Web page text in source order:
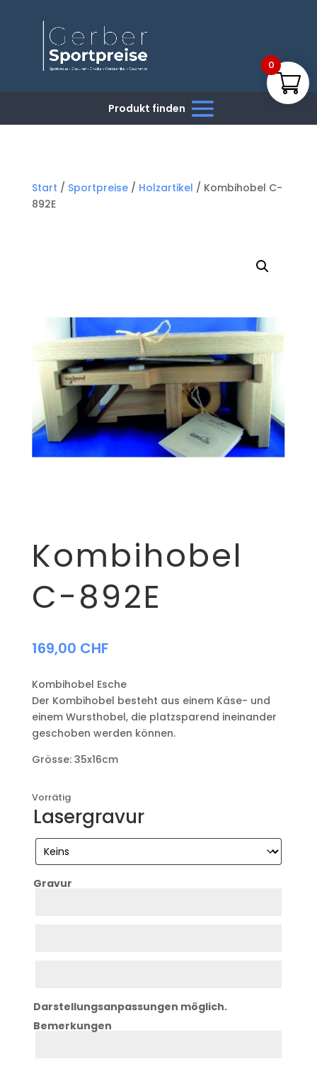
Start / Sportpreise/ Holzartikel / Kombihobel C-
892E
Kombihobel
C-892E
169,00 CHF
Kombihobel Esche
Der Kombihobel besteht aus einem Käse- und
einem Wursthobel, die platzsparend ineinander
geschoben werden können.
Grösse: 35x16cm
Vorrätig
Lasergravur
Gravur
Darstellungsanpassungen möglich.
Bemerkungen
Bemerkung
0